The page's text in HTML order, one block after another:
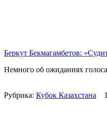
Беркут Бекмагамбетов:
Немного об ожиданиях
Рубрика: Кубок Казахстана